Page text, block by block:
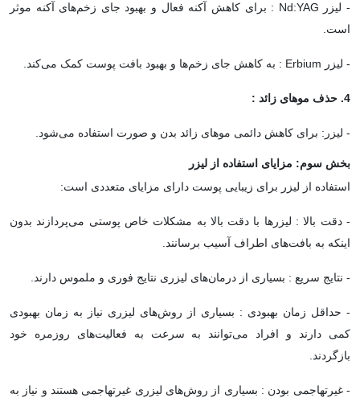
- لیزر Nd:YAG : برای کاهش آکنه فعال و بهبود جای زخم‌های آکنه موثر
است.
- لیزر Erbium : به کاهش جای زخم‌ها و بهبود بافت پوست کمک می‌کند.
4. حذف موهای زائد :
- لیزر: برای کاهش دائمی موهای زائد بدن و صورت استفاده می‌شود.
بخش سوم: مزایای استفاده از لیزر
استفاده از لیزر برای زیبایی پوست دارای مزایای متعددی است:
- دقت بالا : لیزرها با دقت بالا به مشکلات خاص پوستی می‌پردازند بدون
اینکه به بافت‌های اطراف آسیب برسانند.
- نتایج سریع : بسیاری از درمان‌های لیزری نتایج فوری و ملموس دارند.
- حداقل زمان بهبودی : بسیاری از روش‌های لیزری نیاز به زمان بهبودی
کمی دارند و افراد می‌توانند به سرعت به فعالیت‌های روزمره خود
بازگردند.
- غیرتهاجمی بودن : بسیاری از روش‌های لیزری غیرتهاجمی هستند و نیاز به